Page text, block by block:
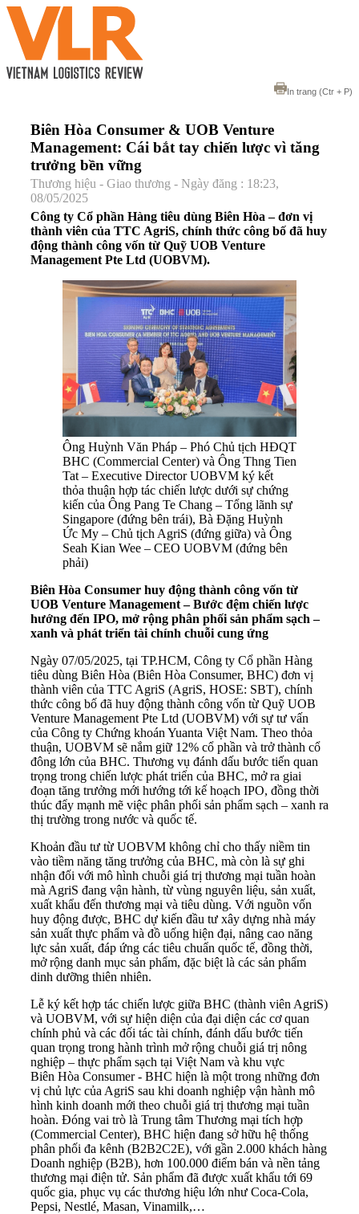
In trang (Ctr + P)
Biên Hòa Consumer & UOB Venture
Management: Cái bắt tay chiến lược vì tăng
trưởng bền vững
Thương hiệu - Giao thương - Ngày đăng : 18:23,
08/05/2025
Công ty Cổ phần Hàng tiêu dùng Biên Hòa – đơn vị
thành viên của TTC AgriS, chính thức công bố đã huy
động thành công vốn từ Quỹ UOB Venture
Management Pte Ltd (UOBVM).
Ông Huỳnh Văn Pháp – Phó Chủ tịch HĐQT
BHC (Commercial Center) và Ông Thng Tien
Tat – Executive Director UOBVM ký kết
thỏa thuận hợp tác chiến lược dưới sự chứng
kiến của Ông Pang Te Chang – Tổng lãnh sự
Singapore (đứng bên trái), Bà Đặng Huỳnh
Ức My – Chủ tịch AgriS (đứng giữa) và Ông
Seah Kian Wee – CEO UOBVM (đứng bên
phải)
Biên Hòa Consumer huy động thành công vốn từ
UOB Venture Management – Bước đệm chiến lược
hướng đến IPO, mở rộng phân phối sản phẩm sạch –
xanh và phát triển tài chính chuỗi cung ứng
Ngày 07/05/2025, tại TP.HCM, Công ty Cổ phần Hàng
tiêu dùng Biên Hòa (Biên Hòa Consumer, BHC) đơn vị
thành viên của TTC AgriS (AgriS, HOSE: SBT), chính
thức công bố đã huy động thành công vốn từ Quỹ UOB
Venture Management Pte Ltd (UOBVM) với sự tư vấn
của Công ty Chứng khoán Yuanta Việt Nam. Theo thỏa
thuận, UOBVM sẽ nắm giữ 12% cổ phần và trở thành cổ
đông lớn của BHC. Thương vụ đánh dấu bước tiến quan
trọng trong chiến lược phát triển của BHC, mở ra giai
đoạn tăng trưởng mới hướng tới kế hoạch IPO, đồng thời
thúc đẩy mạnh mẽ việc phân phối sản phẩm sạch – xanh ra
thị trường trong nước và quốc tế.
Khoản đầu tư từ UOBVM không chỉ cho thấy niềm tin
vào tiềm năng tăng trưởng của BHC, mà còn là sự ghi
nhận đối với mô hình chuỗi giá trị thương mại tuần hoàn
mà AgriS đang vận hành, từ vùng nguyên liệu, sản xuất,
xuất khẩu đến thương mại và tiêu dùng. Với nguồn vốn
huy động được, BHC dự kiến đầu tư xây dựng nhà máy
sản xuất thực phẩm và đồ uống hiện đại, nâng cao năng
lực sản xuất, đáp ứng các tiêu chuẩn quốc tế, đồng thời,
mở rộng danh mục sản phẩm, đặc biệt là các sản phẩm
dinh dưỡng thiên nhiên.
Lễ ký kết hợp tác chiến lược giữa BHC (thành viên AgriS)
và UOBVM, với sự hiện diện của đại diện các cơ quan
chính phủ và các đối tác tài chính, đánh dấu bước tiến
quan trọng trong hành trình mở rộng chuỗi giá trị nông
nghiệp – thực phẩm sạch tại Việt Nam và khu vực
Biên Hòa Consumer - BHC hiện là một trong những đơn
vị chủ lực của AgriS sau khi doanh nghiệp vận hành mô
hình kinh doanh mới theo chuỗi giá trị thương mại tuần
hoàn. Đóng vai trò là Trung tâm Thương mại tích hợp
(Commercial Center), BHC hiện đang sở hữu hệ thống
phân phối đa kênh (B2B2C2E), với gần 2.000 khách hàng
Doanh nghiệp (B2B), hơn 100.000 điểm bán và nền tảng
thương mại điện tử. Sản phẩm đã được xuất khẩu tới 69
quốc gia, phục vụ các thương hiệu lớn như Coca-Cola,
Pepsi, Nestlé, Masan, Vinamilk,…